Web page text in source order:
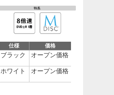
仕様 価格
ブラック オープン価格
ホワイト オープン価格